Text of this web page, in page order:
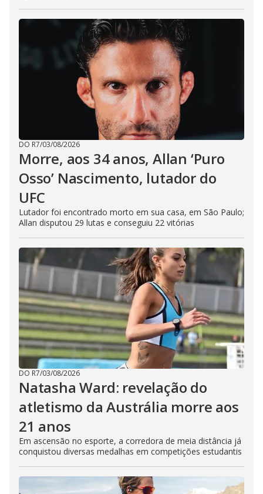
DO R7/03/08/2026
Morre, aos 34 anos, Allan ‘Puro
Osso’ Nascimento, lutador do
UFC
Lutador foi encontrado morto em sua casa, em São Paulo;
Allan disputou 29 lutas e conseguiu 22 vitórias
DO R7/03/08/2026
Natasha Ward: revelação do
atletismo da Austrália morre aos
21 anos
Em ascensão no esporte, a corredora de meia distância já
conquistou diversas medalhas em competições estudantis